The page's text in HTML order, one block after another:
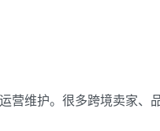
维护。很多跨境卖家、